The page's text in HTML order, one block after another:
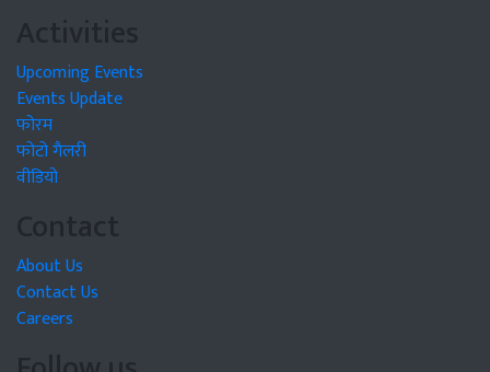
Activities
Upcoming Events
Events Update
फोरम
फोटो गैलरी
वीडियो
Contact
About Us
Contact Us
Careers